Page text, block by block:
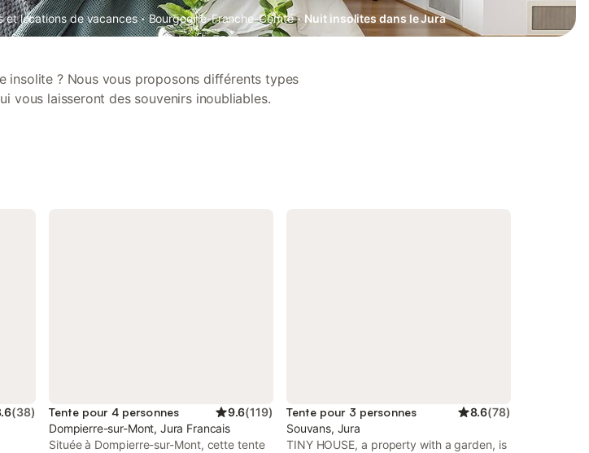
et locations de vacances · Bourgogne-Franche-Comté · Nuit insolites dans le Jura
insolite ? Nous vous proposons différents types
vous laisseront des souvenirs inoubliables.
(38)
Tente pour 4 personnes 9.6(119)
Dompierre-sur-Mont, Jura Francais
Située à Dompierre-sur-Mont, cette tente
Tente pour 3 personnes 8.6(78)
Souvans, Jura
TINY HOUSE, a property with a garden, is